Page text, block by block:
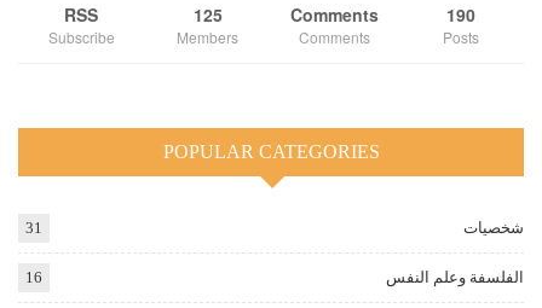
190
Posts
Comments
Comments
125
Members
RSS
Subscribe
POPULAR CATEGORIES
شخصيات 31
الفلسفة وعلم النفس 16